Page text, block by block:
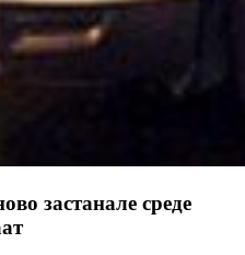
застанале среде